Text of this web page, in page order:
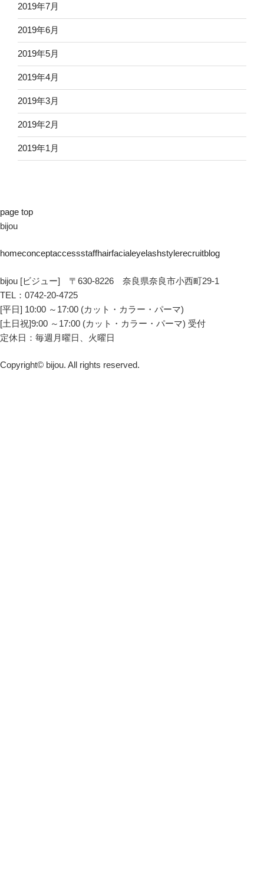
2019年7月
2019年6月
2019年5月
2019年4月
2019年3月
2019年2月
2019年1月
page top
bijou
homeconceptaccessstaffhairfacialeyelashstylerecruitblog
bijou [ビジュー] 〒630-8226 奈良県奈良市小西町29-1
TEL：0742-20-4725
[平日] 10:00 ～17:00 (カット・カラー・パーマ)
[土日祝]9:00 ～17:00 (カット・カラー・パーマ) 受付
定休日：毎週月曜日、火曜日
Copyright© bijou. All rights reserved.